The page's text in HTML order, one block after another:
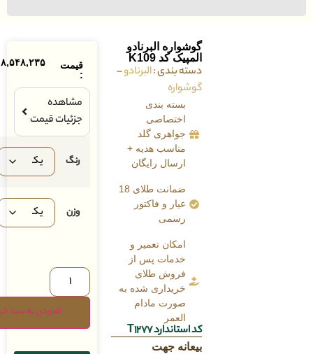
۱۰۸,۵۴۸,۲۳۵ تومان
:
جزئیات قیمت
افزودن به سبد خرید
گوشواره البرنادو
المپیک کد K109
دسته بندی :البرنادو–
بسته بندی
اختصاصی
جواهری گلد
مناسب هدیه +
ارسال رایگان
ضمانت طلای 18
عیار و فاکتور
امکان تعمیر و
خدمات پس از
فروش طلای
خریداری شده به
صورت مادام
کد استاندارد T1277
بیعانه جهت